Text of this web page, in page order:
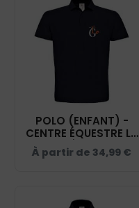
POLO (ENFANT) -
CENTRE ÉQUESTRE LA
GRENADIÈRE - NAVY -
BCK424
À partir de 34,99 €